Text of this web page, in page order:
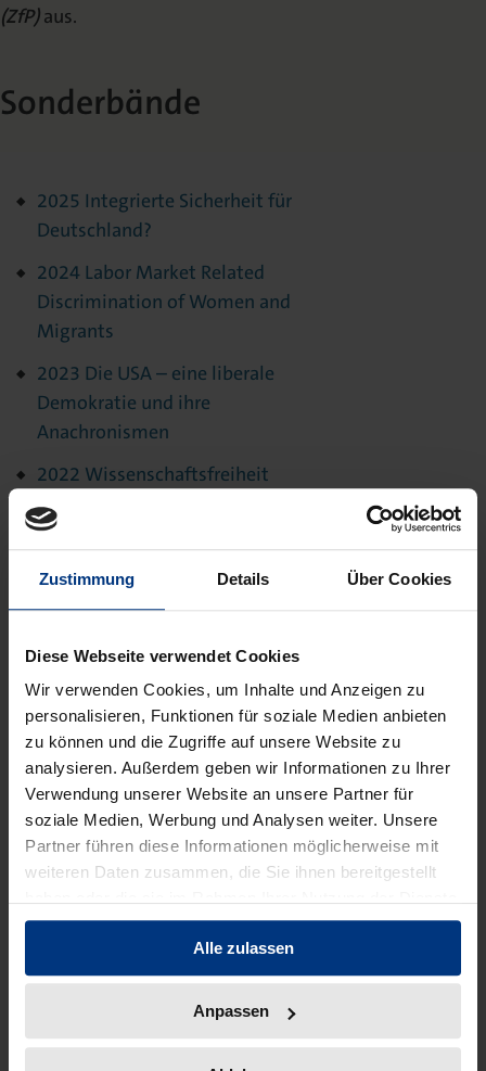
Zustimmung Details Über Cookies
Diese Webseite verwendet Cookies
Wir verwenden Cookies, um Inhalte und Anzeigen zu
personalisieren, Funktionen für soziale Medien anbieten
zu können und die Zugriffe auf unsere Website zu
analysieren. Außerdem geben wir Informationen zu Ihrer
Verwendung unserer Website an unsere Partner für
soziale Medien, Werbung und Analysen weiter. Unsere
Partner führen diese Informationen möglicherweise mit
weiteren Daten zusammen, die Sie ihnen bereitgestellt
gesammelt haben.
Alle zulassen
Anpassen
(ZfP)aus.
Sonderbände
2025 Integrierte Sicherheit für
Deutschland?
2024 Labor Market Related
Discrimination of Women and
Migrants
2023 Die USA – eine liberale
Demokratie und ihre
Anachronismen
2022 Wissenschaftsfreiheit
2018 Die Grenzen der Verfassung
2017 Austerity: A Journey to an
Unknown Territory
bedingungsloses Grundeinkommen
für Deutschland?
2014 Rapide Politikwechsel in der
Bundesrepublik
2013 Der entmachtete Leviathan
2011 Bildungspolitik im Umbruch
des 21. Jahrhunderts
2008 100 Jahre »Zeitschrift für
Politik«